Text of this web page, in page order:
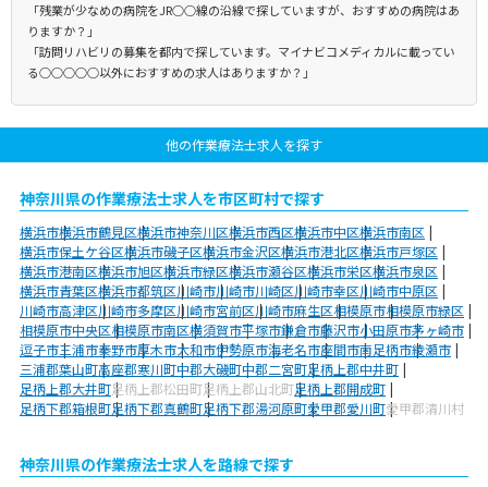
「残業が少なめの病院をJR○○線の沿線で探していますが、おすすめの病院はあ
りますか？」
「訪問リハビリの募集を都内で探しています。マイナビコメディカルに載ってい
る○○○○○以外におすすめの求人はありますか？」
他の作業療法士求人を探す
神奈川県の作業療法士求人を市区町村で探す
横浜市横浜市鶴見区横浜市神奈川区横浜市西区横浜市中区横浜市南区
横浜市保土ケ谷区横浜市磯子区横浜市金沢区横浜市港北区横浜市戸塚区
横浜市港南区横浜市旭区横浜市緑区横浜市瀬谷区横浜市栄区横浜市泉区
横浜市青葉区横浜市都筑区川崎市川崎市川崎区川崎市幸区川崎市中原区
川崎市高津区川崎市多摩区川崎市宮前区川崎市麻生区相模原市相模原市緑区
相模原市中央区相模原市南区横須賀市平塚市鎌倉市藤沢市小田原市茅ヶ崎市
逗子市三浦市秦野市厚木市大和市伊勢原市海老名市座間市南足柄市綾瀬市
三浦郡葉山町高座郡寒川町中郡大磯町中郡二宮町足柄上郡中井町
足柄上郡大井町足柄上郡松田町足柄上郡山北町足柄上郡開成町
足柄下郡箱根町足柄下郡真鶴町足柄下郡湯河原町愛甲郡愛川町愛甲郡清川村
神奈川県の作業療法士求人を路線で探す